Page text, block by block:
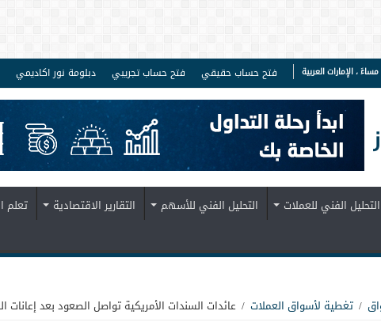
فتح حساب حقيقي فتح حساب تجريبي دبلومة نور اكاديمي
التحليل الفني للعملات التحليل الفني للأسهم التقارير الاقتصادية تعلم
/ تغطية لأسواق العملات / عائدات السندات الأمريكية تواصل الصعود بعد إعانات